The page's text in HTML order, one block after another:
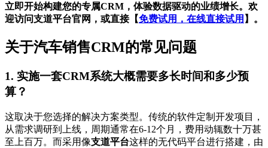
立即开始构建您的专属CRM，体验数据驱动的业绩增长。欢
迎访问支道平台官网，或直接【免费试用，在线直接试用 】。
关于汽车销售CRM的常见问题
1. 实施一套CRM系统大概需要多长时间和多少预
算？
这取决于您选择的解决方案类型。传统的软件定制开发项目，
从需求调研到上线，周期通常在6-12个月，费用动辄数十万甚
至上百万。而采用像支道平台这样的无代码平台进行搭建，由